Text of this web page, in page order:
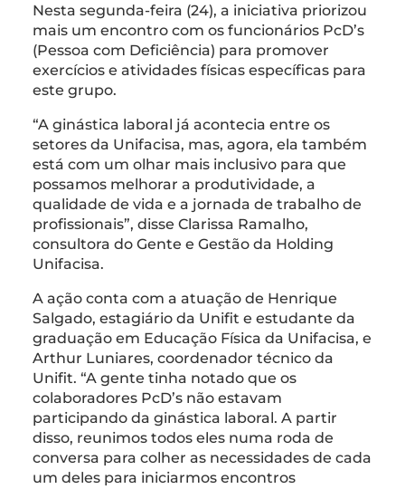
Nesta segunda-feira (24), a iniciativa priorizou
mais um encontro com os funcionários PcD’s
(Pessoa com Deficiência) para promover
exercícios e atividades físicas específicas para
este grupo.
“A ginástica laboral já acontecia entre os
setores da Unifacisa, mas, agora, ela também
está com um olhar mais inclusivo para que
possamos melhorar a produtividade, a
qualidade de vida e a jornada de trabalho de
profissionais”, disse Clarissa Ramalho,
consultora do Gente e Gestão da Holding
Unifacisa.
A ação conta com a atuação de Henrique
Salgado, estagiário da Unifit e estudante da
graduação em Educação Física da Unifacisa, e
Arthur Luniares, coordenador técnico da
Unifit. “A gente tinha notado que os
colaboradores PcD’s não estavam
participando da ginástica laboral. A partir
disso, reunimos todos eles numa roda de
conversa para colher as necessidades de cada
um deles para iniciarmos encontros